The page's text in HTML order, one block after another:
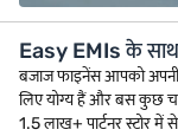
Easy EMIs के साथ
बजाज फाइनेंस आपको अपनी
लिए योग्य हैं और बस कुछ
1.5 लाख+ पार्टनर स्टोर में